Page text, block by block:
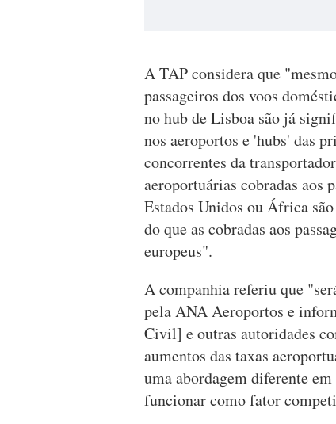
A TAP considera que
passageiros dos voos
no hub de Lisboa são já
nos aeroportos e 'hubs' das
concorrentes da
aeroportuárias cobradas aos
Estados Unidos ou África
do que as cobradas aos
europeus".
A companhia referiu que
pela ANA Aeroportos e
Civil] e outras autoridades
aumentos das taxas
uma abordagem diferente
funcionar como fator